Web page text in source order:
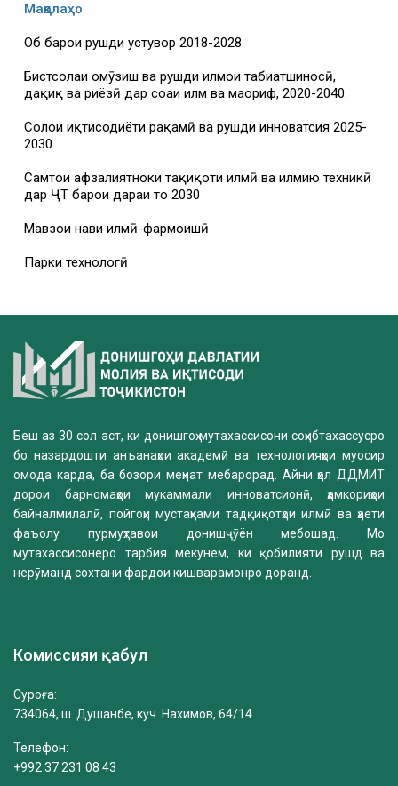
Мақолаҳо
Об барои рушди устувор 2018-2028
Бистсолаи омӯзиш ва рушди илмҳои табиатшиносӣ,
дақиқ ва риёзӣ дар соҳаи илм ва маориф, 2020-2040.
Солҳои иқтисодиёти рақамӣ ва рушди инноватсия 2025-
2030
Самтҳои афзалиятноки таҳқиқоти илмӣ ва илмию техникӣ
дар ҶТ барои дараи то 2030
Мавзҳои нави илмӣ-фармоишӣ
Парки технологӣ
Беш аз 30 сол аст, ки донишгоҳ мутахассисони соҳибтахассусро
бо назардошти анъанаҳои академӣ ва технологияҳои муосир
омода карда, ба бозори меҳнат мебарорад. Айни ҳол ДДМИТ
дорои барномаҳои мукаммали инноватсионӣ, ҳамкориҳои
байналмилалӣ, пойгоҳи мустаҳками тадқиқотҳои илмӣ ва ҳаёти
фаъолу пурмуҳтавои донишҷӯён мебошад. Мо
мутахассисонеро тарбия мекунем, ки қобилияти рушд ва
нерӯманд сохтани фардои кишварамонро доранд.
Комиссияи қабул
Суроға:
734064, ш. Душанбе, кӯч. Нахимов, 64/14
Телефон:
+992 37 231 08 43